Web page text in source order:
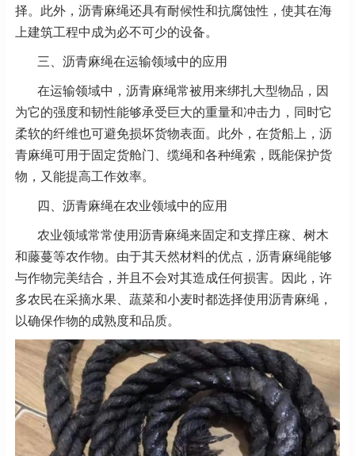
择。此外，沥青麻绳还具有耐候性和抗腐蚀性，使其在海
上建筑工程中成为必不可少的设备。
三、沥青麻绳在运输领域中的应用
在运输领域中，沥青麻绳常被用来绑扎大型物品，因
为它的强度和韧性能够承受巨大的重量和冲击力，同时它
柔软的纤维也可避免损坏货物表面。此外，在货船上，沥
青麻绳可用于固定货舱门、缆绳和各种绳索，既能保护货
物，又能提高工作效率。
四、沥青麻绳在农业领域中的应用
农业领域常常使用沥青麻绳来固定和支撑庄稼、树木
和藤蔓等农作物。由于其天然材料的优点，沥青麻绳能够
与作物完美结合，并且不会对其造成任何损害。因此，许
多农民在采摘水果、蔬菜和小麦时都选择使用沥青麻绳，
以确保作物的成熟度和品质。